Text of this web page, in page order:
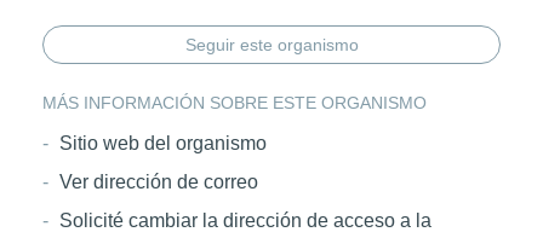
Seguir este organismo
MÁS INFORMACIÓN SOBRE ESTE ORGANISMO
Sitio web del organismo
Ver dirección de correo
Solicité cambiar la dirección de acceso a la